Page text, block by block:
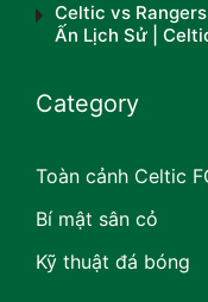
Celtic vs
Ấn Lịch Sử |
Category
Toàn cảnh Celtic
Bí mật sân cỏ
Kỹ thuật đá bóng